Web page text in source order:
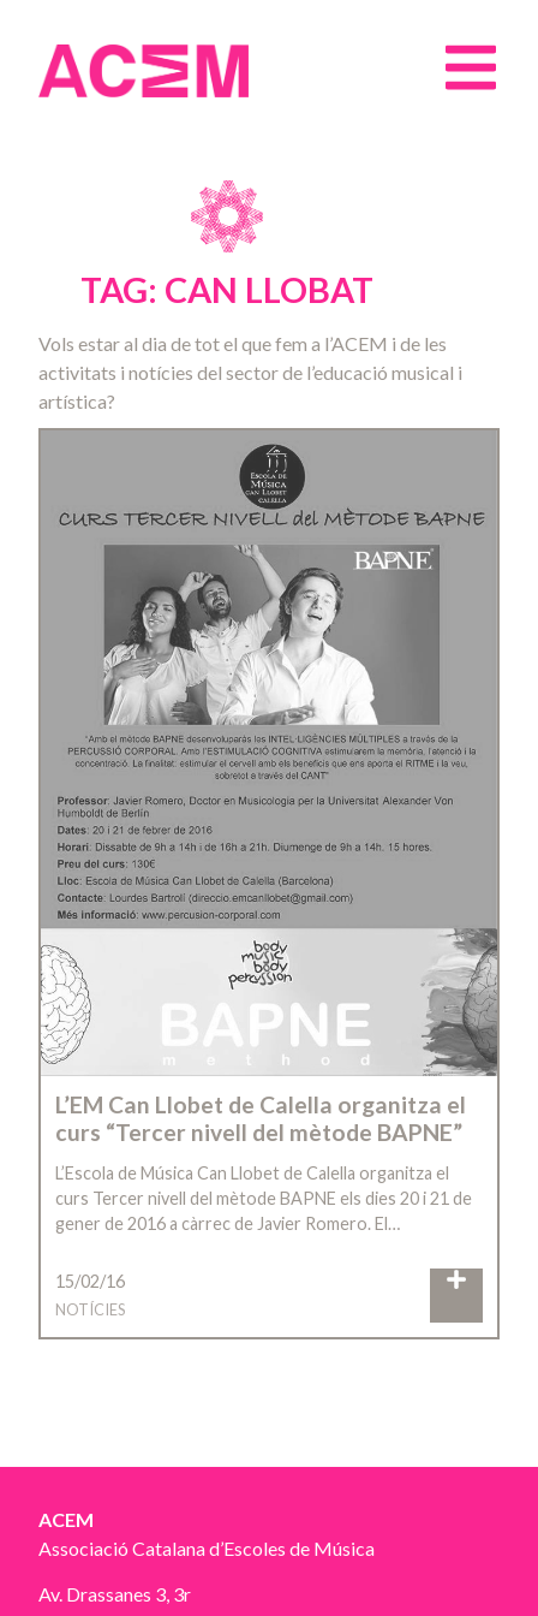
TAG: CAN LLOBAT
Vols estar al dia de tot el que fem a l’ACEM i de les
activitats i notícies del sector de l’educació musical i
artística?
L’EM Can Llobet de Calella organitza el
curs “Tercer nivell del mètode BAPNE”
L’Escola de Música Can Llobet de Calella organitza el
curs Tercer nivell del mètode BAPNE els dies 20 i 21 de
gener de 2016 a càrrec de Javier Romero. El…
15/02/16
NOTÍCIES
ACEM
Associació Catalana d’Escoles de Música
Av. Drassanes 3, 3r